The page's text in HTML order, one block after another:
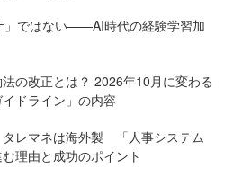
」ではない——AI時代の経験学習加
の改正とは？ 2026年10月に変わる
イドライン」の内容
タレマネは海外製 「人事システム
理由と成功のポイント